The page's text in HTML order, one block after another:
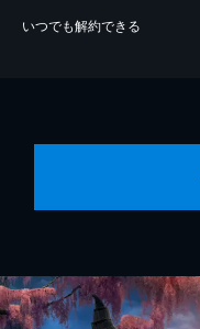
いつでも解約できる